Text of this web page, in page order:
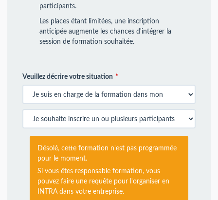
participants.
Les places étant limitées, une inscription
anticipée augmente les chances d'intégrer la
session de formation souhaitée.
Veuillez décrire votre situation
Désolé, cette formation n'est pas programmée
pour le moment.
Si vous êtes responsable formation, vous
pouvez faire une requête pour l'organiser en
INTRA dans votre entreprise.